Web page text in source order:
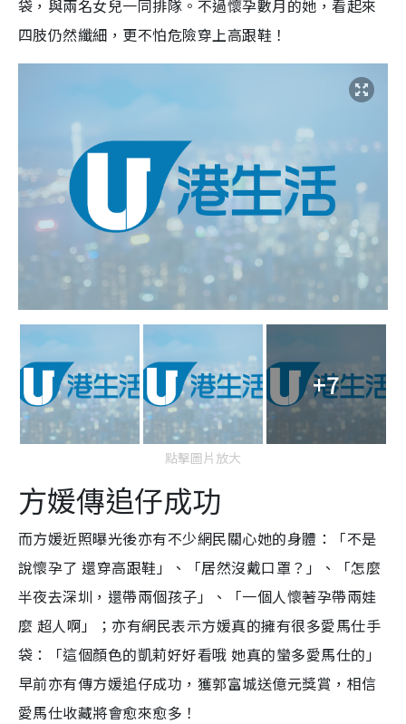
袋，與兩名女兒一同排隊。不過懷孕數月的她，看起來
四肢仍然纖細，更不怕危險穿上高跟鞋！
+7
點擊圖片放大
方媛傳追仔成功
而方媛近照曝光後亦有不少網民關心她的身體：「不是
說懷孕了 還穿高跟鞋」、「居然沒戴口罩？」、「怎麼
半夜去深圳，還帶兩個孩子」、「一個人懷著孕帶兩娃
麼 超人啊」；亦有網民表示方媛真的擁有很多愛馬仕手
袋：「這個顏色的凱莉好好看哦 她真的蠻多愛馬仕的」
早前亦有傳方媛追仔成功，獲郭富城送億元獎賞，相信
愛馬仕收藏將會愈來愈多！